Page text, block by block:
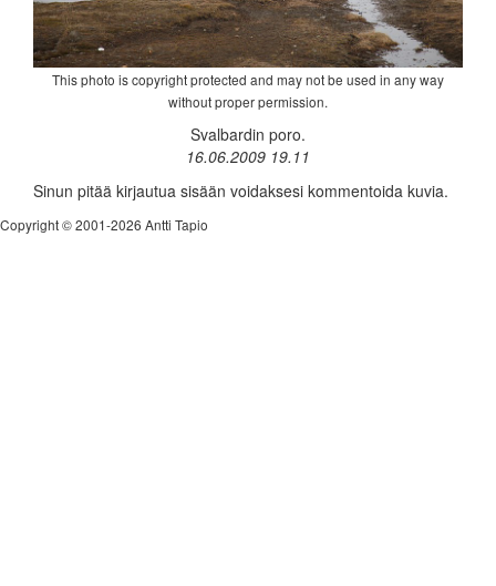
This photo is copyright protected and may not be used in any way
without proper permission.
Svalbardin poro.
16.06.2009 19.11
Sinun pitää kirjautua sisään voidaksesi kommentoida kuvia.
Copyright © 2001-2026 Antti Tapio